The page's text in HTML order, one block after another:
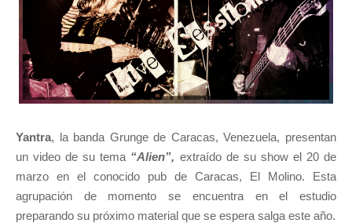
Yantra, la banda Grunge de Caracas, Venezuela, presentan
un video de su tema “Alien”, extraído de su show el 20 de
marzo en el conocido pub de Caracas, El Molino. Esta
agrupación de momento se encuentra en el estudio
preparando su próximo material que se espera salga este año.